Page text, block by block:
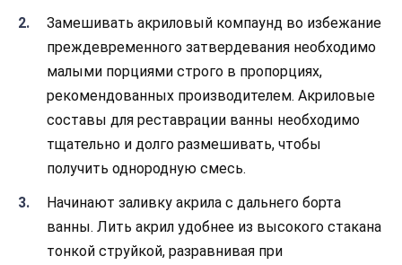
Замешивать акриловый компаунд во избежание
преждевременного затвердевания необходимо
малыми порциями строго в пропорциях,
рекомендованных производителем. Акриловые
составы для реставрации ванны необходимо
тщательно и долго размешивать, чтобы
получить однородную смесь.
Начинают заливку акрила с дальнего борта
ванны. Лить акрил удобнее из высокого стакана
тонкой струйкой, разравнивая при